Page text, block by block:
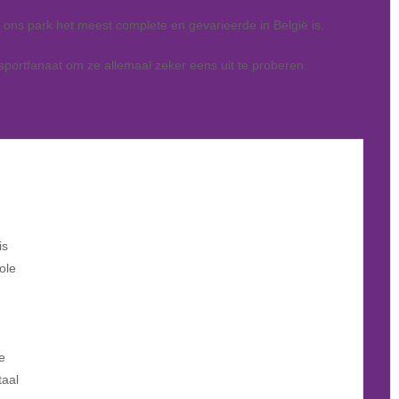
park het meest complete en gevarieerde in België is.
om ze allemaal zeker eens uit te proberen.